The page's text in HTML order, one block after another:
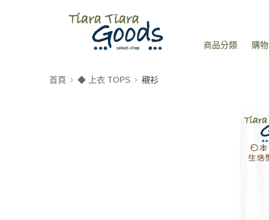
商品分類 購
首頁 ◆ 上衣 TOPS 襯衫